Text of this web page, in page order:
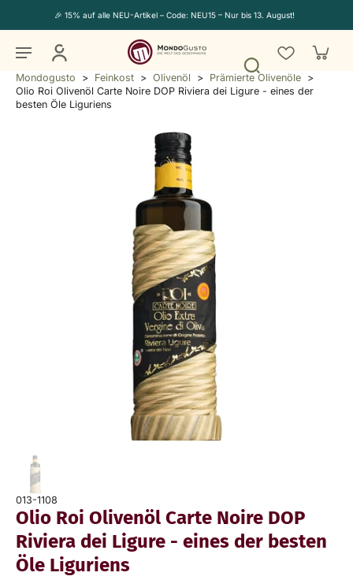
🎉 15% auf alle NEU-Artikel – Code: NEU15 – Nur bis 13. August!
Mondogusto > Feinkost > Olivenöl > Prämierte Olivenöle >
Olio Roi Olivenöl Carte Noire DOP Riviera dei Ligure - eines der
besten Öle Liguriens
013-1108
Olio Roi Olivenöl Carte Noire DOP
Riviera dei Ligure - eines der besten
Öle Liguriens